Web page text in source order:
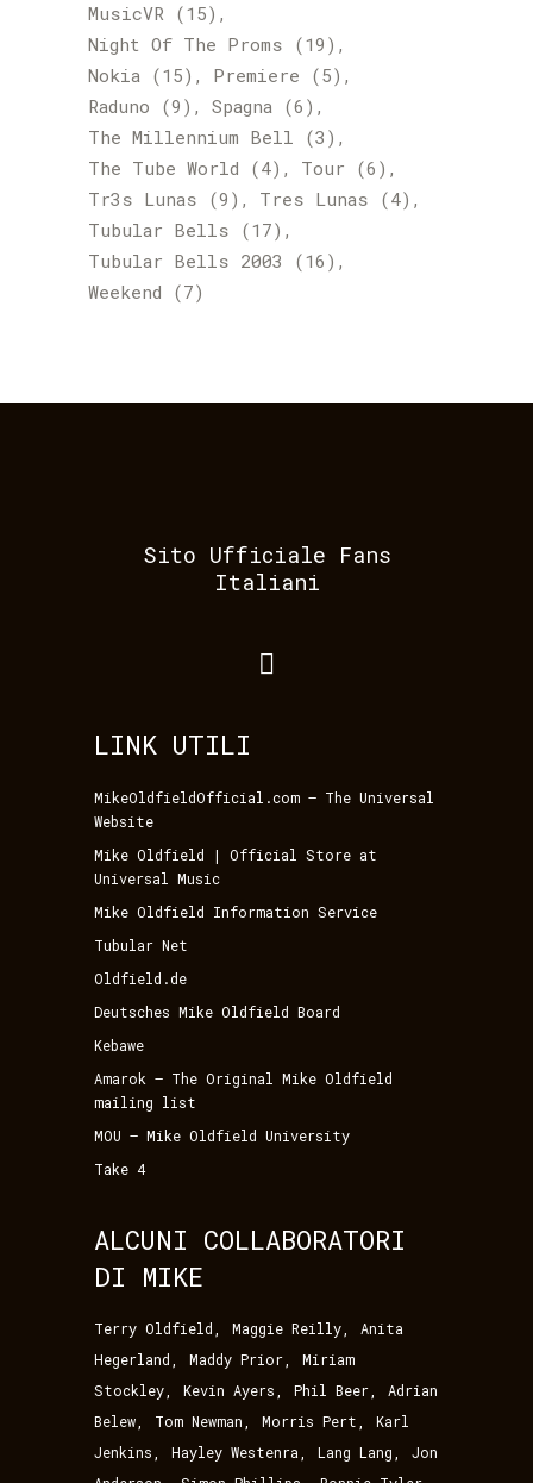
MusicVR (15)
Night Of The Proms (19)
Nokia (15) Premiere (5)
Raduno (9) Spagna (6)
The Millennium Bell (3)
The Tube World (4) Tour (6)
Tr3s Lunas (9) Tres Lunas (4)
Tubular Bells (17)
Tubular Bells 2003 (16)
Weekend (7)
Sito Ufficiale Fans
Italiani
LINK UTILI
MikeOldfieldOfficial.com – The Universal
Website
Mike Oldfield | Official Store at
Universal Music
Mike Oldfield Information Service
Tubular Net
Oldfield.de
Deutsches Mike Oldfield Board
Kebawe
Amarok – The Original Mike Oldfield
mailing list
MOU – Mike Oldfield University
Take 4
ALCUNI COLLABORATORI
DI MIKE
Terry Oldfield, Maggie Reilly,
Anita
Hegerland, Maddy Prior, Miriam
Stockley, Kevin Ayers, Phil Beer,
Adrian
Belew, Tom Newman, Morris Pert, Karl
Jenkins, Hayley Westenra, Lang Lang, Jon